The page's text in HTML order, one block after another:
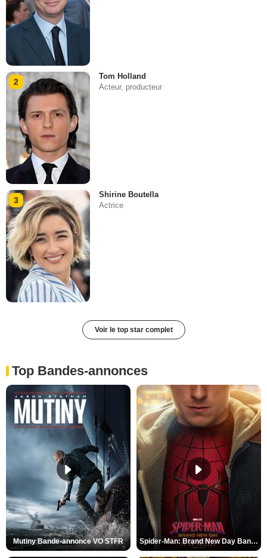
2
Tom Holland
Acteur, producteur
3
Shirine Boutella
Actrice
Voir le top star complet
Top Bandes-annonces
Mutiny Bande-annonce VO STFR Spider-Man: Brand New Day Bande-annonce VO STFR